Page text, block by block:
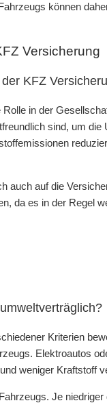
können
Versicherung
KFZ
in der
sind, um
auch auf die
da es in der Regel
Kriterien
Elektroautos
weniger Kraftstoff
Je